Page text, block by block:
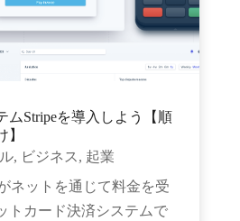
ムStripeを導入しよう【順
, ビジネス , 起業
ネットを通じて料金を受
トカード決済システムで